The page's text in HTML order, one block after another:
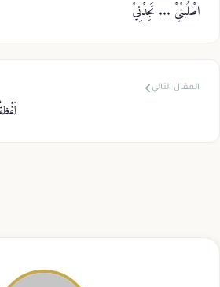
اطْلُبنْيْ ... تَجِدْنِيْ
المقال التالي